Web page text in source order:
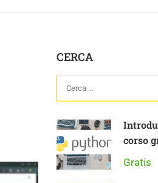
CERCA
corso
Gratis